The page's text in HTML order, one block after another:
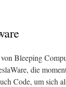
Bleeping
die
Code, um sich